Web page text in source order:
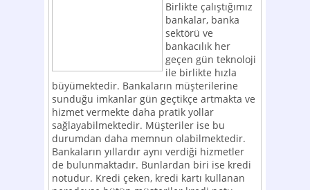
Birlikte çalıştığımız
bankalar, banka
sektörü ve
bankacılık her
geçen gün teknoloji
ile birlikte hızla
büyümektedir. Bankaların müşterilerine
sunduğu imkanlar gün geçtikçe artmakta ve
hizmet vermekte daha pratik yollar
sağlayabilmektedir. Müşteriler ise bu
durumdan daha memnun olabilmektedir.
Bankaların yıllardır aynı verdiği hizmetler
de bulunmaktadır. Bunlardan biri ise kredi
notudur. Kredi çeken, kredi kartı kullanan